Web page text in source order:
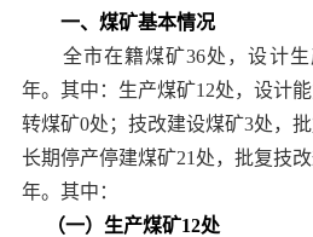
一、煤矿基本情况
全市在籍煤矿36处，设计生
年。其中：生产煤矿12处，设计
转煤矿0处；技改建设煤矿3处，批
长期停产停建煤矿21处，批复技
年。其中：
（一）生产煤矿12处